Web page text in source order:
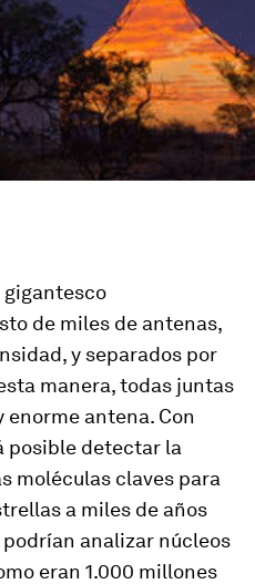
gigantesco
de miles de antenas,
y separados por
manera, todas juntas
antena. Con
posible detectar la
moléculas claves para
a miles de años
analizar núcleos
eran 1.000 millones